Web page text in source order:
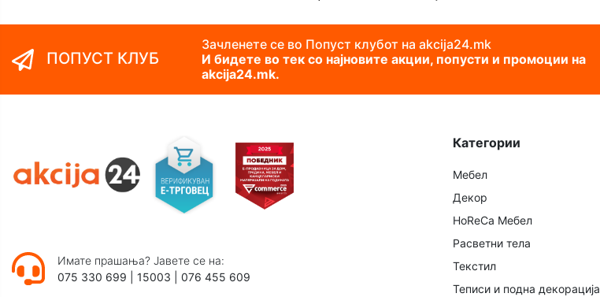
ПОПУСТ КЛУБ
Зачленете се во Попуст клубот на akcija24.mk
И бидете во тек со најновите акции, попусти и промоции на
akcija24.mk.
Имате прашања? Јавете се на:
075 330 699
15003 076 455 609
Категории
Мебел
Декор
HoReCa Мебел
Расветни тела
Текстил
Теписи и подна декорација